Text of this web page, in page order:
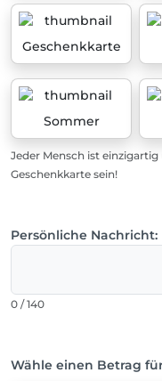
Geschenkkarte
Sommer
Jeder Mensch ist
Geschenkkarte sein!
Persönliche Nachricht:
0 / 140
Wähle einen Betrag